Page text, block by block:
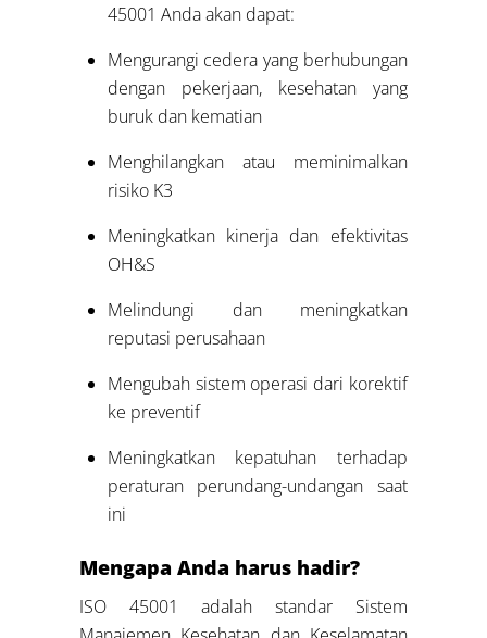
45001 Anda akan dapat:
Mengurangi cedera yang berhubungan
dengan pekerjaan, kesehatan yang
buruk dan kematian
Menghilangkan atau meminimalkan
risiko K3
Meningkatkan kinerja dan efektivitas
OH&S
Melindungi dan meningkatkan
reputasi perusahaan
Mengubah sistem operasi dari korektif
ke preventif
Meningkatkan kepatuhan terhadap
peraturan perundang-undangan saat
ini
Mengapa Anda harus hadir?
ISO 45001 adalah standar Sistem